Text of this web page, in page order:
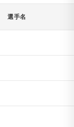
選手名